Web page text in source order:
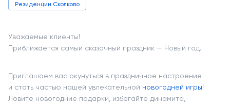
Резиденции Сколково
Уважаемые клиенты!
Приближается самый сказочный праздник — Новый год.
Приглашаем вас окунуться в праздничное настроение
и стать частью нашей увлекательной новогодней игры!
Ловите новогодние подарки, избегайте динамита,